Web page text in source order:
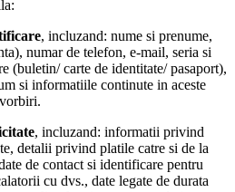
, incluzand: nume si prenume,
numar de telefon, e-mail, seria si
(buletin/ carte de identitate/ pasaport),
si informatiile continute in aceste
, incluzand: informatii privind
detalii privind platile catre si de la
de contact si identificare pentru
cu dvs., date legate de durata